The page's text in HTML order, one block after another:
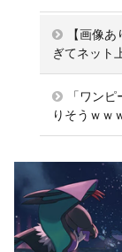
【画像
ぎてネット
「ワン
りそうｗｗ